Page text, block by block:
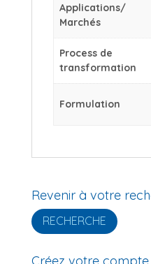
Applications/
Marchés
Process de
transformation
Formulation
Revenir à votre
RECHERCHE